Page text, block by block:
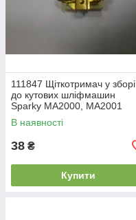
111847 Щіткотримач у зборі
до кутових шліфмашин
Sparky MA2000, МА2001
(оригінал)
В наявності
38 ₴
Купити